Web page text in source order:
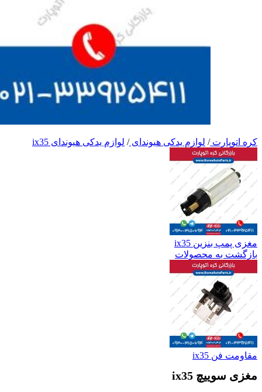
کره اتوپارت/ لوازم یدکی هیوندای/ لوازم یدکی هیوندای ix35
مغزی پمپ بنزین ix35
بازگشت به محصولات
مقاومت فن ix35
مغزی سوییچ ix35